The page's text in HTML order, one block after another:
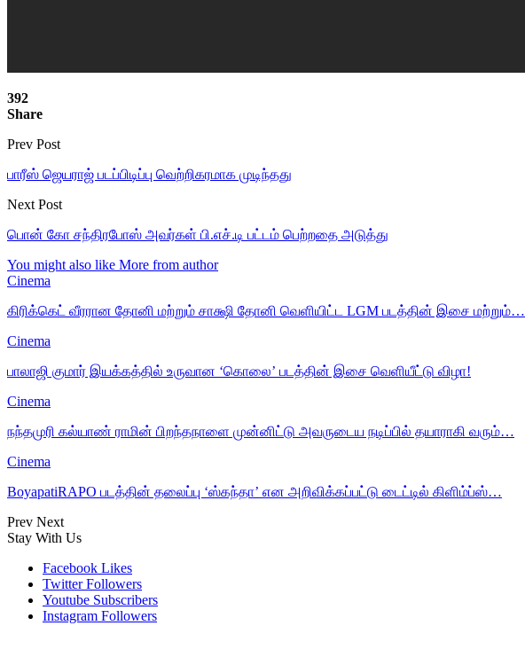
392
Share
Prev Post
பாரீஸ் ஜெயராஜ் படப்பிடிப்பு வெற்றிகரமாக முடிந்தது
Next Post
பொன் கோ சந்திரபோஸ் அவர்கள் பி.எச்.டி பட்டம் பெற்றதை அடுத்து
You might also like More from author
Cinema
கிரிக்கெட் வீரரான தோனி மற்றும் சாக்ஷி தோனி வெளியிட்ட LGM படத்தின் இசை மற்றும்…
Cinema
பாலாஜி குமார் இயக்கத்தில் உருவான ‘கொலை’ படத்தின் இசை வெளியீட்டு விழா!
Cinema
நந்தமுரி கல்யாண் ராமின் பிறந்தநாளை முன்னிட்டு அவருடைய நடிப்பில் தயாராகி வரும்…
Cinema
BoyapatiRAPO படத்தின் தலைப்பு ‘ஸ்கந்தா’ என அறிவிக்கப்பட்டு டைட்டில் கிளிம்ப்ஸ்…
Prev Next
Stay With Us
Facebook Likes
Twitter Followers
Youtube Subscribers
Instagram Followers